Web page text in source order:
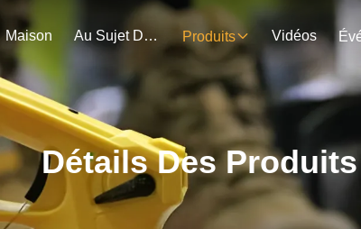
Maison Au Sujet De Nous Produits Vidéos
Détails Des Produits